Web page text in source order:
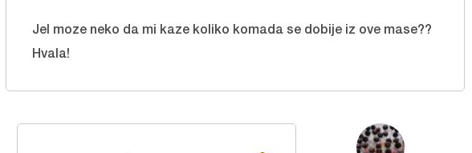
Jel moze neko da mi kaze koliko komada se dobije iz ove mase??
Hvala!